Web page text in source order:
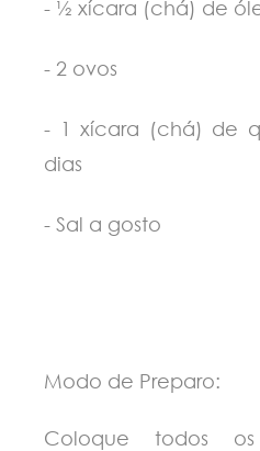
- ½ xícara (chá) de
- 2 ovos
- 1 xícara (chá) de
dias
- Sal a gosto
Modo de Preparo:
Coloque todos